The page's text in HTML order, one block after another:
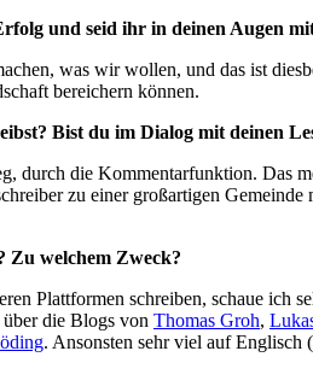
und seid ihr in deinen Augen
was wir wollen, und das ist
bereichern können.
Bist du im Dialog mit deinen
durch die Kommentarfunktion.
zu einer großartigen
Zu welchem Zweck?
Plattformen schreiben, schaue
über die Blogs von Thomas Groh,
. Ansonsten sehr viel auf Englisch